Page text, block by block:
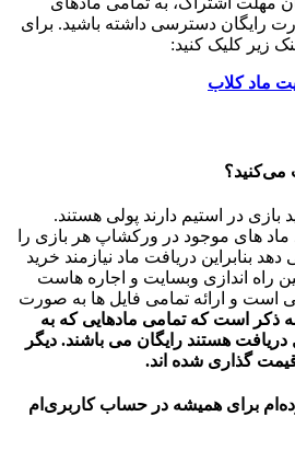
رایگان دسترسی داشته باشید. برای
زیر کلیک کنید:
ماد کلاب
می‌کنید؟
بازی در استیم دارند پولی هستند.
ماد های موجود در ورکشاپ هر بازی را
دهد بنابراین دریافت ماد نیازمند خرید
راه اندازی وبسایت و اجاره هاست
است و ارائه تمامی فایل ها به صورت
ذکر است که تمامی مادهایی که به
هستند رایگان می باشند. دیگر
گذاری شده اند.
برای همیشه در حساب‌ کاربری‌ام